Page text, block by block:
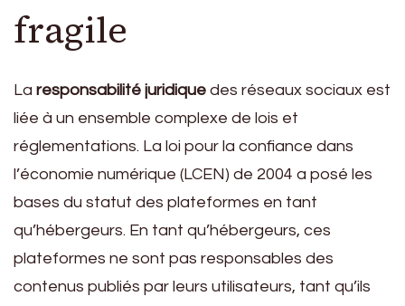
fragile
La responsabilité juridique des réseaux sociaux est
liée à un ensemble complexe de lois et
réglementations. La loi pour la confiance dans
l’économie numérique (LCEN) de 2004 a posé les
bases du statut des plateformes en tant
qu’hébergeurs. En tant qu’hébergeurs, ces
plateformes ne sont pas responsables des
contenus publiés par leurs utilisateurs, tant qu’ils